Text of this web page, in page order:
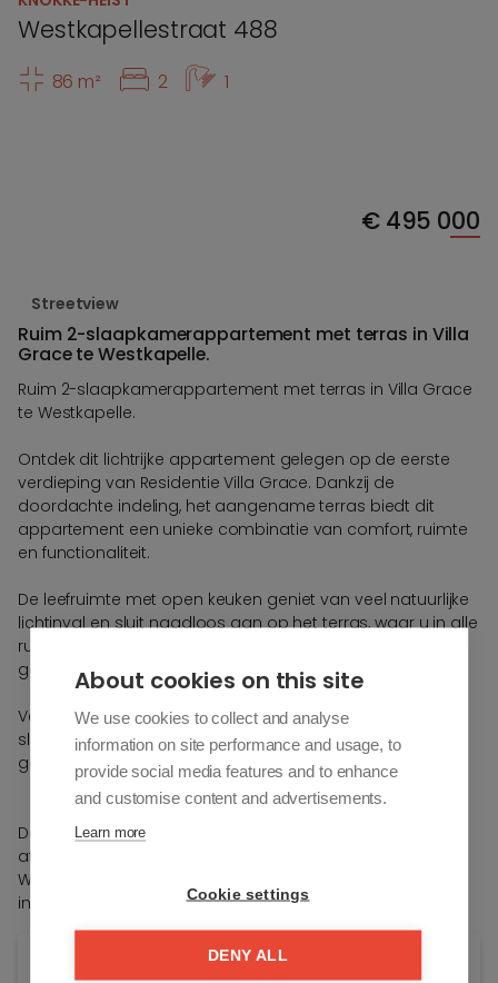
Westkapellestraat 488
86 m² 2 1
€495 000
Streetview
Ruim 2-slaapkamerappartement met terras in Villa
Grace te Westkapelle.
Ruim 2-slaapkamerappartement met terras in Villa Grace
te Westkapelle.
Ontdek dit lichtrijke appartement gelegen op de eerste
verdieping van Residentie Villa Grace. Dankzij de
doordachte indeling, het aangename terras biedt dit
appartement een unieke combinatie van comfort, ruimte
en functionaliteit.
De leefruimte met open keuken geniet van veel natuurlijke
lichtinval en sluit naadloos aan op het terras, waar u in alle
rust kunt genieten van een zonnig moment of een
gezellige maaltijd in open lucht.
Verder beschikt het appartement over twee volwaardige
slaapkamers, een stijlvolle douchekamer, een afzonderlijk
gastentoilet en een praktische berging.
Dankzij de energiezuinige technieken, kwalitatieve
afwerking en centrale ligging in het charmante
Westkapelle vormt dit appartement een ideale woon- of
investeringsopportuniteit.
About cookies on this site
We use cookies to collect and analyse
information on site performance and usage, to
provide social media features and to enhance
and customise content and advertisements.
Learn more
Cookie settings
DENY ALL